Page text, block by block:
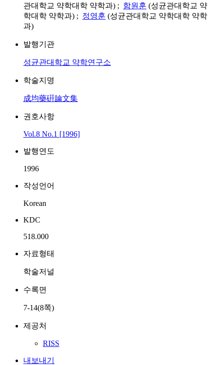
관대학교 약학대학 약학과) ; 함원훈 (성균관대학교 약
학대학 약학과) ; 정영훈 (성균관대학교 약학대학 약학
과)
발행기관
성균관대학교 약학연구소
학술지명
成均藥硏論文集
권호사항
Vol.8 No.1 [1996]
발행연도
1996
작성언어
Korean
KDC
518.000
자료형태
학술저널
수록면
7-14(8쪽)
제공처
RISS
내보내기